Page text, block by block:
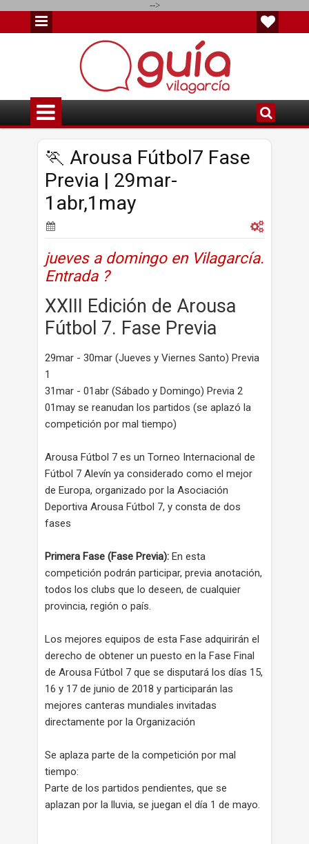
-->
🏃 Arousa Fútbol7 Fase
Previa | 29mar-
1abr,1may
jueves a domingo en Vilagarcía.
Entrada ?
XXIII Edición de Arousa
Fútbol 7. Fase Previa
29mar - 30mar (Jueves y Viernes Santo) Previa
1
31mar - 01abr (Sábado y Domingo) Previa 2
01may se reanudan los partidos (se aplazó la
competición por mal tiempo)
Arousa Fútbol 7 es un Torneo Internacional de
Fútbol 7 Alevín ya considerado como el mejor
de Europa, organizado por la Asociación
Deportiva Arousa Fútbol 7, y consta de dos
fases
Primera Fase (Fase Previa): En esta
competición podrán participar, previa anotación,
todos los clubs que lo deseen, de cualquier
provincia, región o país.
Los mejores equipos de esta Fase adquirirán el
derecho de obtener un puesto en la Fase Final
de Arousa Fútbol 7 que se disputará los días 15,
16 y 17 de junio de 2018 y participarán las
mejores canteras mundiales invitadas
directamente por la Organización
Se aplaza parte de la competición por mal
tiempo:
Parte de los partidos pendientes, que se
aplazan por la lluvia, se juegan el día 1 de mayo.